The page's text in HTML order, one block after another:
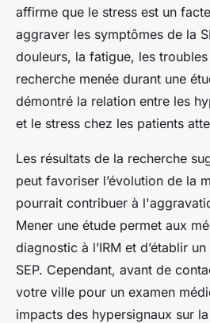
affirme que le stress est un
aggraver les symptômes de la
douleurs, la fatigue, les
recherche menée durant une
démontré la relation entre les
et le stress chez les patients
Les résultats de la recherche
peut favoriser l’évolution de la
pourrait contribuer à
Mener une étude permet aux
diagnostic à l’IRM et d’établir
SEP. Cependant, avant de
votre ville pour un examen
impacts des hypersignaux sur